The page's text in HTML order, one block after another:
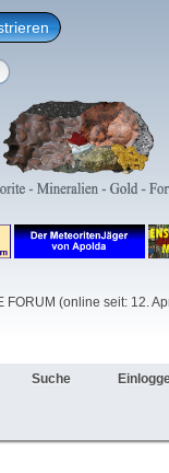
FORUM (online seit: 12.
Suche